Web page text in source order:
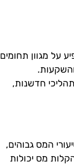
על מגוון תחומים
חדשנות,
המס גבוהים,
מס יכולות